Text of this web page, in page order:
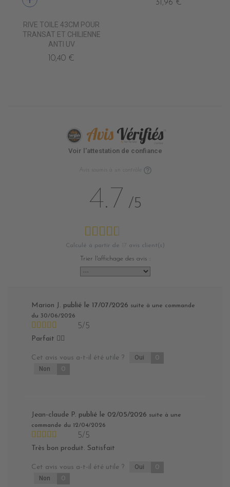
RIVE TOILE 43CM POUR
TRANSAT ET CHILIENNE
ANTI UV
10,40 €
31,96 €
Voir l'attestation de confiance
Avis soumis à un contrôle
4.7 /5
Calculé à partir de 17 avis client(s)
Trier l'affichage des avis :
Marion J. publié le 17/07/2026 suite à une commande
du 30/06/2026
5/5
Parfait 👍🏻
Cet avis vous a-t-il été utile ? Oui 0
Non 0
Jean-claude P. publié le 02/05/2026 suite à une
commande du 12/04/2026
5/5
Très bon produit. Satisfait
Cet avis vous a-t-il été utile ? Oui 0
Non 0